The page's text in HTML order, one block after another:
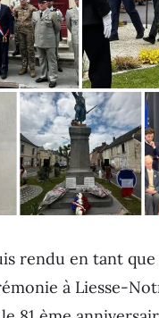
rendu en tant
à Liesse-